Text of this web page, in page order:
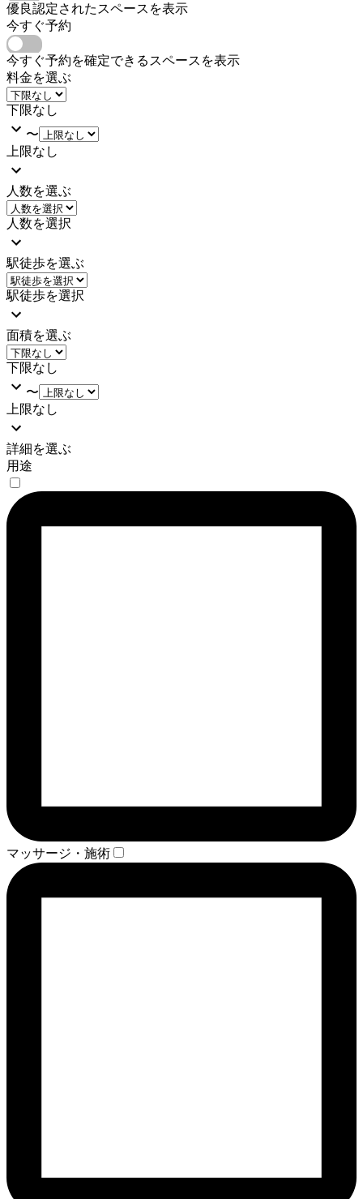
優良認定されたスペースを表示
今すぐ予約
今すぐ予約を確定できるスペースを表示
料金を選ぶ
下限なし
〜
上限なし
人数を選ぶ
人数を選択
駅徒歩を選ぶ
駅徒歩を選択
面積を選ぶ
下限なし
〜
上限なし
詳細を選ぶ
用途
マッサージ・施術